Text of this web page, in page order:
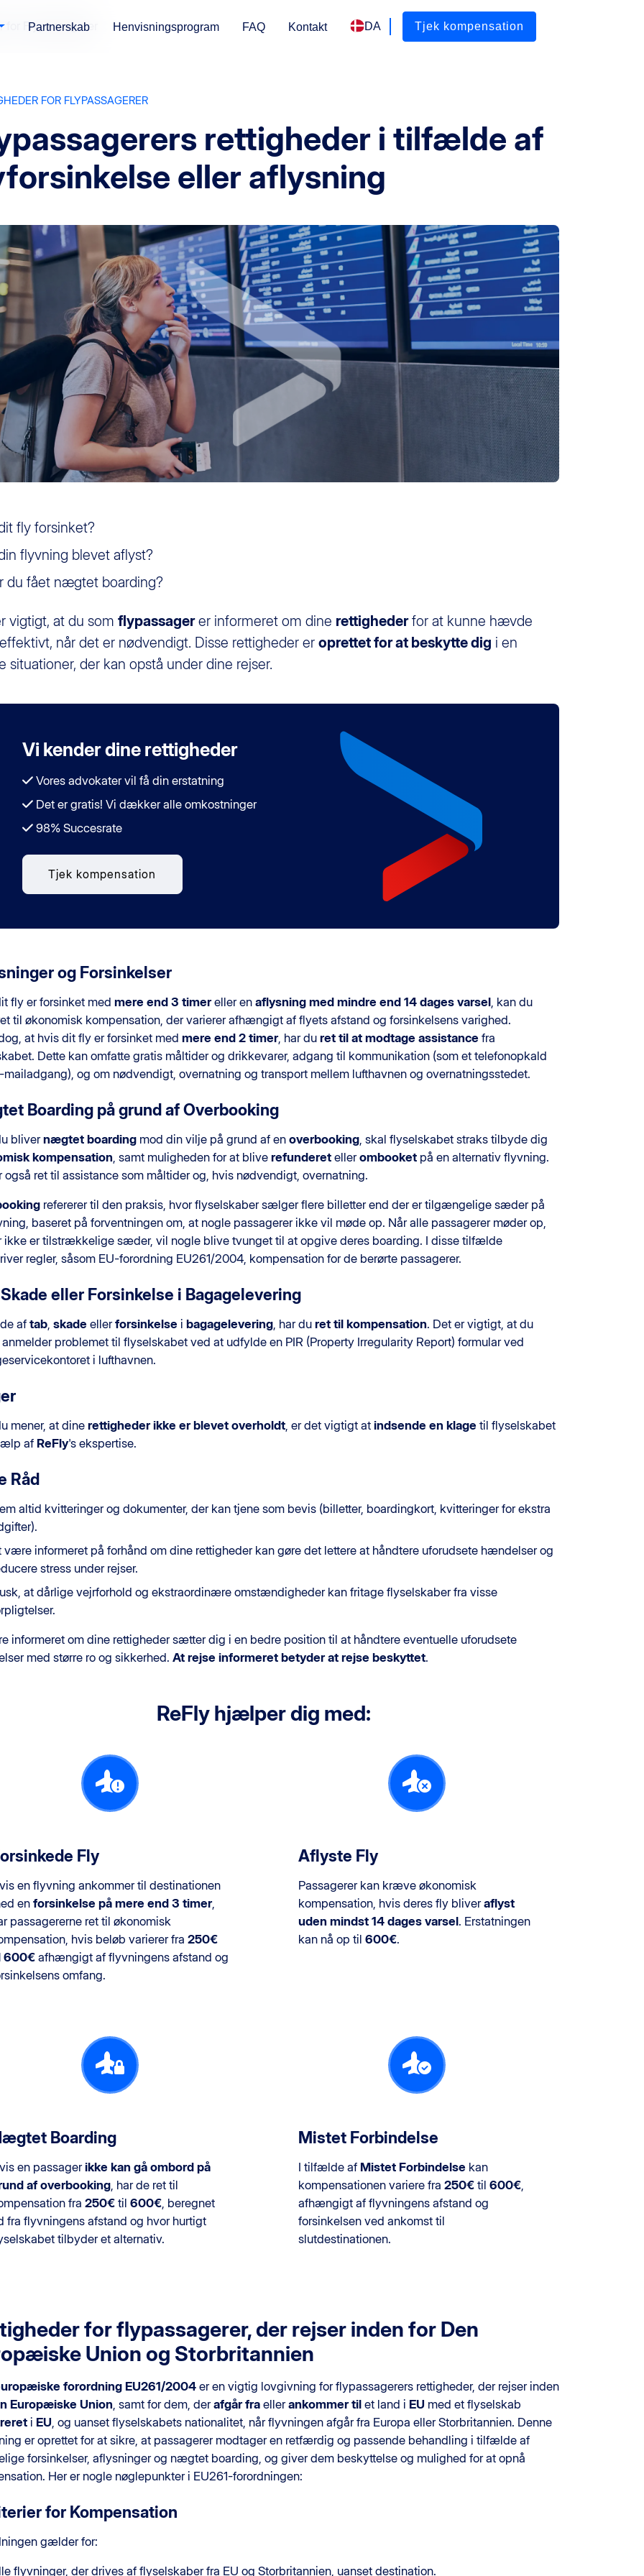
Partnerskab Henvisningsprogram FAQ Kontakt DA Tjek kompensation
Flypassagerer
FOR FLYPASSAGERER
rettigheder i tilfælde af
eller aflysning
fly forsinket?
flyvning blevet aflyst?
du fået nægtet boarding?
vigtigt, at du som flypassagerer informeret om dine rettighederfor at kunne hævde
når det er nødvendigt. Disse rettigheder er oprettet for at beskytte dig i en
situationer, der kan opstå under dine rejser.
Vi kender dine rettigheder
Vores advokater vil få din erstatning
Det er gratis! Vi dækker alle omkostninger
98% Succesrate
Tjek kompensation
og Forsinkelser
fly er forsinket med mere end 3 timereller en aflysning med mindre end 14 dages varsel, kan du
til økonomisk kompensation, der varierer afhængigt af flyets afstand og forsinkelsens varighed.
at hvis dit fly er forsinket med mere end 2 timer, har du ret til at modtage assistance fra
Dette kan omfatte gratis måltider og drikkevarer, adgang til kommunikation (som et telefonopkald
mailadgang), og om nødvendigt, overnatning og transport mellem lufthavnen og overnatningsstedet.
Boarding på grund af Overbooking
blivernægtet boarding mod din vilje på grund af en overbooking, skal flyselskabet straks tilbyde dig
kompensation, samt muligheden for at blive refunderet ellerombooket på en alternativ flyvning.
også ret til assistance som måltider og, hvis nødvendigt, overnatning.
refererer til den praksis, hvor flyselskaber sælger flere billetter end der er tilgængelige sæder på
baseret på forventningen om, at nogle passagerer ikke vil møde op. Når alle passagerer møder op,
ikke er tilstrækkelige sæder, vil nogle blive tvunget til at opgive deres boarding. I disse tilfælde
regler, såsom EU-forordning EU261/2004, kompensation for de berørte passagerer.
Skade eller Forsinkelse i Bagagelevering
af tab, skade ellerforsinkelse i bagagelevering, har du ret til kompensation. Det er vigtigt, at du
problemet til flyselskabet ved at udfylde en PIR (Property Irregularity Report) formular ved
i lufthavnen.
mener, at dine rettigheder ikke er blevet overholdt, er det vigtigt at indsende en klage til flyselskabet
af ReFly's ekspertise.
Råd
altid kvitteringer og dokumenter, der kan tjene som bevis (billetter, boardingkort, kvitteringer for ekstra
være informeret på forhånd om dine rettigheder kan gøre det lettere at håndtere uforudsete hændelser og
stress under rejser.
at dårlige vejrforhold og ekstraordinære omstændigheder kan fritage flyselskaber fra visse
informeret om dine rettigheder sætter dig i en bedre position til at håndtere eventuelle uforudsete
med større ro og sikkerhed. At rejse informeret betyder at rejse beskyttet.
ReFly hjælper dig med:
Fly
en flyvning ankommer til destinationen
enforsinkelse på mere end 3 timer,
passagererne ret til økonomisk
hvis beløb varierer fra 250€
600€ afhængigt af flyvningens afstand og
omfang.
Aflyste Fly
Passagerer kan kræve økonomisk
kompensation, hvis deres fly bliveraflyst
uden mindst 14 dages varsel. Erstatningen
kan nå op til 600€.
Boarding
en passagerikke kan gå ombord på
af overbooking, har de ret til
fra 250€ til 600€, beregnet
fra flyvningens afstand og hvor hurtigt
tilbyder et alternativ.
Mistet Forbindelse
I tilfælde af Mistet Forbindelse kan
kompensationen variere fra 250€til 600€,
afhængigt af flyvningens afstand og
forsinkelsen ved ankomst til
slutdestinationen.
for flypassagerer, der rejser inden for Den
Union og Storbritannien
forordning EU261/2004er en vigtig lovgivning for flypassagerers rettigheder, der rejser inden
Europæiske Union, samt for dem, derafgår fra ellerankommer til et land i EU med et flyselskab
i EU, og uanset flyselskabets nationalitet, når flyvningen afgår fra Europa eller Storbritannien. Denne
er oprettet for at sikre, at passagerer modtager en retfærdig og passende behandling i tilfælde af
forsinkelser, aflysninger og nægtet boarding, og giver dem beskyttelse og mulighed for at opnå
Her er nogle nøglepunkter i EU261-forordningen:
for Kompensation
gælder for:
flyvninger, der drives af flyselskaber fra EU og Storbritannien, uanset destination.